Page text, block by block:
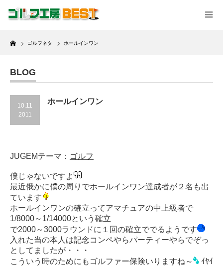
Home
ゴルフネタ ホールインワン
BLOG
10.11
2011
ホールインワン
JUGEMテーマ： ゴルフ
僕じゃないですよ
最近俄かに僕の周りでホールインワン達成者が２名も出
ています
ホールインワンの確立ってアマチュアの中上級者で
1/8000～1/14000という確立
で2000～3000ラウンドに１回の確立ででるようです
入れた当の本人は記念コンペやらパーティーやらでぞっ
としてましたが・・・
こういう時のためにもゴルファー保険いりますね～
ｲﾔｲ